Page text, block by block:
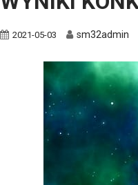
2021-05-03 sm32admin